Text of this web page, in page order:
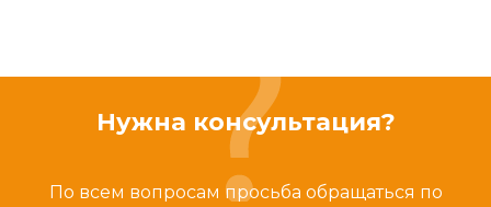
Нужна консультация?
По всем вопросам просьба обращаться по